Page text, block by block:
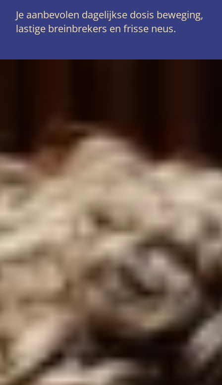
Je aanbevolen dagelijkse dosis beweging,
lastige breinbrekers en frisse neus.